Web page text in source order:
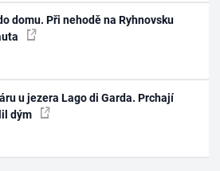
domu. Při nehodě na Ryhnovsku
u jezera Lago di Garda. Prchají
dým